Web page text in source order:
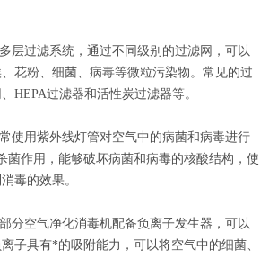
过滤系统，通过不同级别的过滤网，可以
花粉、细菌、病毒等微粒污染物。常见的过
HEPA过滤器和活性炭过滤器等。
用紫外线灯管对空气中的病菌和病毒进行
菌作用，能够破坏病菌和病毒的核酸结构，使
毒的效果。
空气净化消毒机配备负离子发生器，可以
子具有*的吸附能力，可以将空气中的细菌、